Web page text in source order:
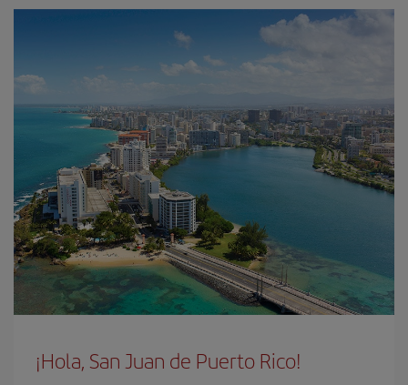
¡Hola, San Juan de Puerto Rico!